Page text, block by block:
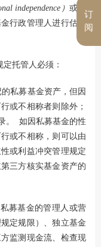
independence） 或利
行政管理人进行估值
托管人必须：
私募基金资产，但因
或不相称者则除外；
。 如因私募基金的性
或不相称，则可以由
或利益冲突管理规定
三方核实基金资产的
募基金的管理人或营
定规限）、独立基金
监测现金流、检查现
订
阅